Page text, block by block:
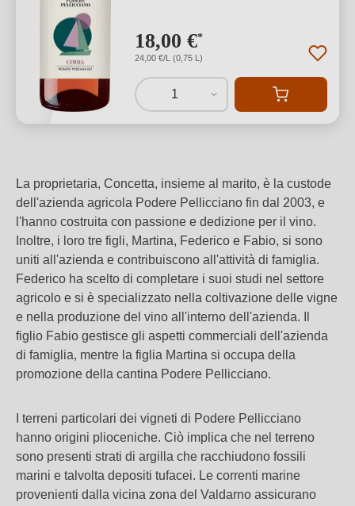
18,00 €*
24,00 €/L (0,75 L)
1
La proprietaria, Concetta, insieme al marito, è la custode
dell'azienda agricola Podere Pellicciano fin dal 2003, e
l'hanno costruita con passione e dedizione per il vino.
Inoltre, i loro tre figli, Martina, Federico e Fabio, si sono
uniti all'azienda e contribuiscono all'attività di famiglia.
Federico ha scelto di completare i suoi studi nel settore
agricolo e si è specializzato nella coltivazione delle vigne
e nella produzione del vino all'interno dell'azienda. Il
figlio Fabio gestisce gli aspetti commerciali dell'azienda
di famiglia, mentre la figlia Martina si occupa della
promozione della cantina Podere Pellicciano.
I terreni particolari dei vigneti di Podere Pellicciano
hanno origini plioceniche. Ciò implica che nel terreno
sono presenti strati di argilla che racchiudono fossili
marini e talvolta depositi tufacei. Le correnti marine
provenienti dalla vicina zona del Valdarno assicurano